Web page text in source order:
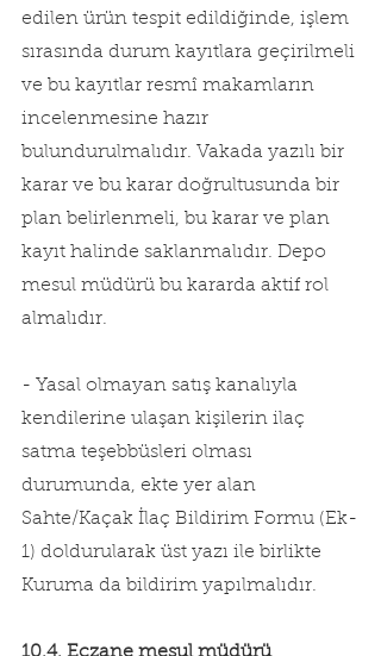
edilen ürün tespit edildiğinde, işlem
sırasında durum kayıtlara geçirilmeli
ve bu kayıtlar resmî makamların
incelenmesine hazır
bulundurulmalıdır. Vakada yazılı bir
karar ve bu karar doğrultusunda bir
plan belirlenmeli, bu karar ve plan
kayıt halinde saklanmalıdır. Depo
mesul müdürü bu kararda aktif rol
almalıdır.
- Yasal olmayan satış kanalıyla
kendilerine ulaşan kişilerin ilaç
satma teşebbüsleri olması
durumunda, ekte yer alan
Sahte/Kaçak İlaç Bildirim Formu (Ek-
1) doldurularak üst yazı ile birlikte
Kuruma da bildirim yapılmalıdır.